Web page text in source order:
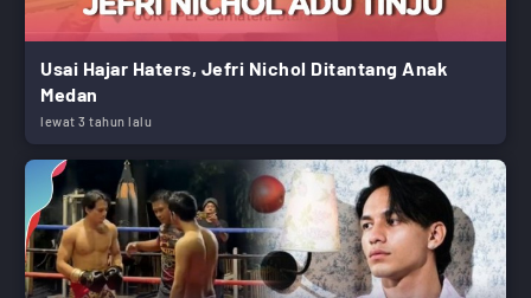
Usai Hajar Haters, Jefri Nichol Ditantang Anak
Medan
lewat 3 tahun lalu